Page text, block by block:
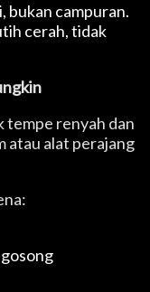
bukan campuran.
cerah, tidak
tempe renyah dan
atau alat perajang